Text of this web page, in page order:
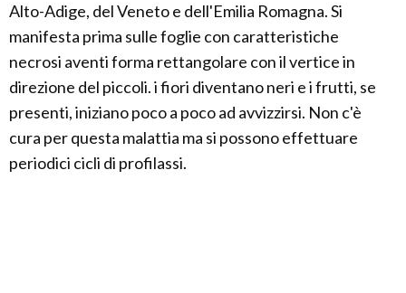
Alto-Adige, del Veneto e dell'Emilia Romagna. Si
manifesta prima sulle foglie con caratteristiche
necrosi aventi forma rettangolare con il vertice in
direzione del piccoli. i fiori diventano neri e i frutti, se
presenti, iniziano poco a poco ad avvizzirsi. Non c'è
cura per questa malattia ma si possono effettuare
periodici cicli di profilassi.